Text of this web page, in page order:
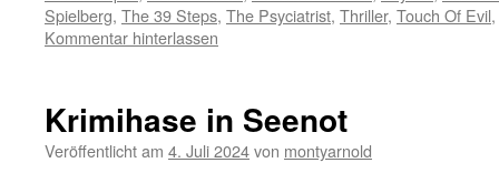
Spielberg, The 39 Steps, The Psyciatrist, Thriller, Touch Of Evil,
Kommentar hinterlassen
Krimihase in Seenot
Veröffentlicht am 4. Juli 2024von montyarnold